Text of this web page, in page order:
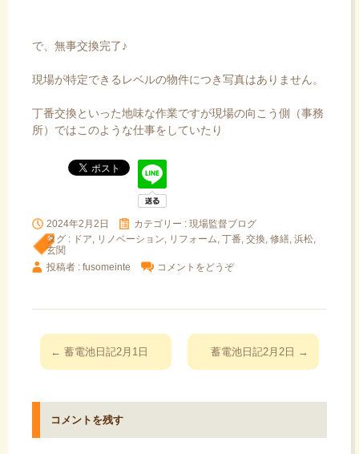
で、無事交換完了♪
現場が特定できるレベルの物件につき写真はありません。
丁番交換といった地味な作業ですが現場の向こう側（事務
所）ではこのような仕事をしていたり
2024年2月2日 カテゴリー : 現場監督ブログ
タグ : ドア リノベーション リフォーム 丁番 交換 修繕 浜松
玄関
投稿者 : fusomeinte
コメントをどうぞ
投
稿
ビ
ゲ
← 蓄電池日記2月1日 蓄電池日記2月2日 →
コメントを残す